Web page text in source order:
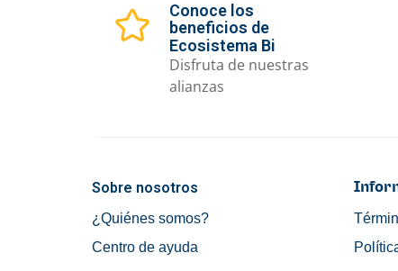
Conoce los
beneficios de
Ecosistema Bi
Disfruta de nuestras
alianzas
Sobre nosotros
¿Quiénes somos?
Centro de ayuda